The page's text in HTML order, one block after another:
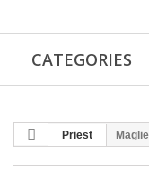
CATEGORIES
Priest